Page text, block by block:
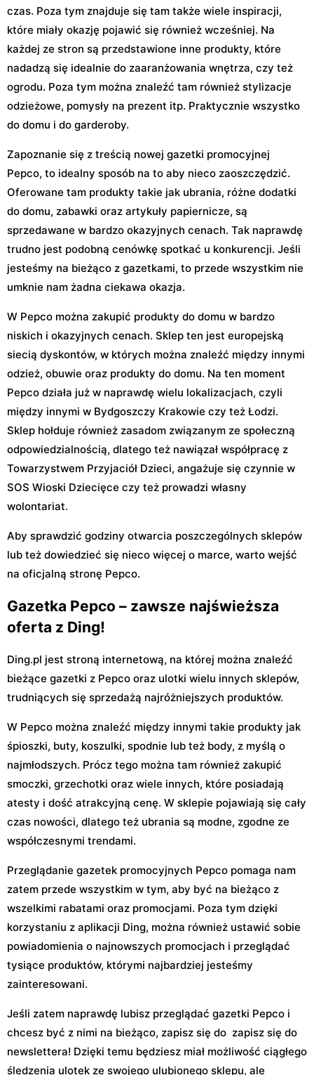
czas. Poza tym znajduje się tam także wiele inspiracji,
które miały okazję pojawić się również wcześniej. Na
każdej ze stron są przedstawione inne produkty, które
nadadzą się idealnie do zaaranżowania wnętrza, czy też
ogrodu. Poza tym można znaleźć tam również stylizacje
odzieżowe, pomysły na prezent itp. Praktycznie wszystko
do domu i do garderoby.
Zapoznanie się z treścią nowej gazetki promocyjnej
Pepco, to idealny sposób na to aby nieco zaoszczędzić.
Oferowane tam produkty takie jak ubrania, różne dodatki
do domu, zabawki oraz artykuły papiernicze, są
sprzedawane w bardzo okazyjnych cenach. Tak naprawdę
trudno jest podobną cenówkę spotkać u konkurencji. Jeśli
jesteśmy na bieżąco z gazetkami, to przede wszystkim nie
umknie nam żadna ciekawa okazja.
W Pepco można zakupić produkty do domu w bardzo
niskich i okazyjnych cenach. Sklep ten jest europejską
siecią dyskontów, w których można znaleźć między innymi
odzież, obuwie oraz produkty do domu. Na ten moment
Pepco działa już w naprawdę wielu lokalizacjach, czyli
między innymi w Bydgoszczy Krakowie czy też Łodzi.
Sklep hołduje również zasadom związanym ze społeczną
odpowiedzialnością, dlatego też nawiązał współpracę z
Towarzystwem Przyjaciół Dzieci, angażuje się czynnie w
SOS Wioski Dziecięce czy też prowadzi własny
wolontariat.
Aby sprawdzić godziny otwarcia poszczególnych sklepów
lub też dowiedzieć się nieco więcej o marce, warto wejść
na oficjalną stronę Pepco.
Gazetka Pepco – zawsze najświeższa
oferta z Ding!
Ding.pl jest stroną internetową, na której można znaleźć
bieżące gazetki z Pepco oraz ulotki wielu innych sklepów,
trudniących się sprzedażą najróżniejszych produktów.
W Pepco można znaleźć między innymi takie produkty jak
śpioszki, buty, koszulki, spodnie lub też body, z myślą o
najmłodszych. Prócz tego można tam również zakupić
smoczki, grzechotki oraz wiele innych, które posiadają
atesty i dość atrakcyjną cenę. W sklepie pojawiają się cały
czas nowości, dlatego też ubrania są modne, zgodne ze
współczesnymi trendami.
Przeglądanie gazetek promocyjnych Pepco pomaga nam
zatem przede wszystkim w tym, aby być na bieżąco z
wszelkimi rabatami oraz promocjami. Poza tym dzięki
korzystaniu z aplikacji Ding, można również ustawić sobie
powiadomienia o najnowszych promocjach i przeglądać
tysiące produktów, którymi najbardziej jesteśmy
zainteresowani.
Jeśli zatem naprawdę lubisz przeglądać gazetki Pepco i
chcesz być z nimi na bieżąco, zapisz się do zapisz się do
newslettera! Dzięki temu będziesz miał możliwość ciągłego
śledzenia ulotek ze swojego ulubionego sklepu, ale